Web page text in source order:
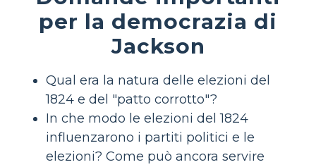
per la democrazia di
Jackson
Qual era la natura delle elezioni del
1824 e del "patto corrotto"?
In che modo le elezioni del 1824
influenzarono i partiti politici e le
elezioni? Come può ancora servire